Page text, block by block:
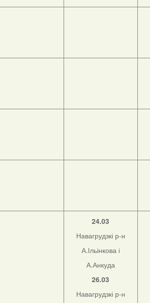
24.03
Навагрудзкі р-н
А.Ільінкова і
А.Анкуда
26.03
Навагрудзкі р-н